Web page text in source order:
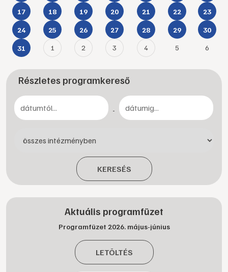
17 18 19 20 21 22 23
24 25 26 27 28 29 30
31 1 2 3 4 5 6
Részletes programkereső
-
KERESÉS
Aktuális programfüzet
Programfüzet 2026. május-június
LETÖLTÉS